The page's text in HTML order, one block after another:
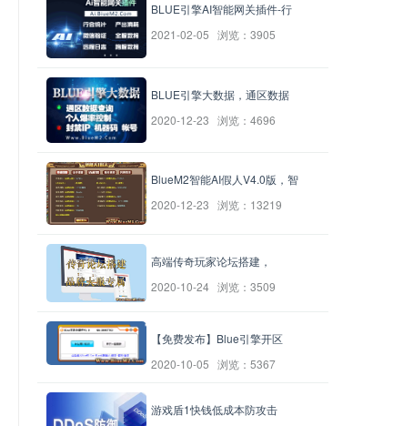
BLUE引擎AI智能网关插件-行
2021-02-05 浏览：3905
BLUE引擎大数据，通区数据
2020-12-23 浏览：4696
BlueM2智能AI假人V4.0版，智
2020-12-23 浏览：13219
高端传奇玩家论坛搭建，
2020-10-24 浏览：3509
【免费发布】Blue引擎开区
2020-10-05 浏览：5367
游戏盾1快钱低成本防攻击